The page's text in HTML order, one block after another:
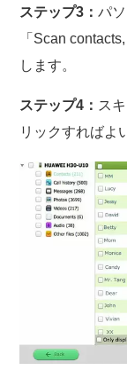
ステップ3：パ
「Scan
します。
ステップ4： ス
リックすればよ